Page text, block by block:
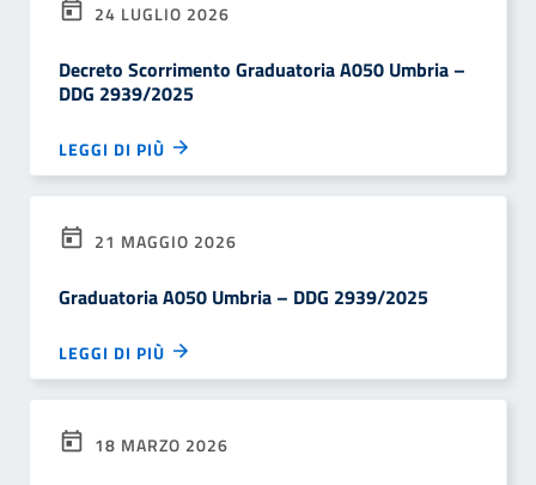
24 LUGLIO 2026
Decreto Scorrimento Graduatoria A050 Umbria –
DDG 2939/2025
LEGGI DI PIÙ
21 MAGGIO 2026
Graduatoria A050 Umbria – DDG 2939/2025
LEGGI DI PIÙ
18 MARZO 2026